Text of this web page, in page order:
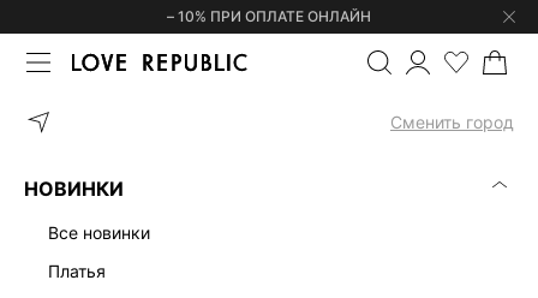
– 10% ПРИ ОПЛАТЕ ОНЛАЙН
Сменить город
НОВИНКИ
все новинки
платья
ГЛАВНАЯ БЛУЗКИ | РУБАШКИ
СКИДКИ ДО 50%
БЛУЗКИ | РУБАШКИ